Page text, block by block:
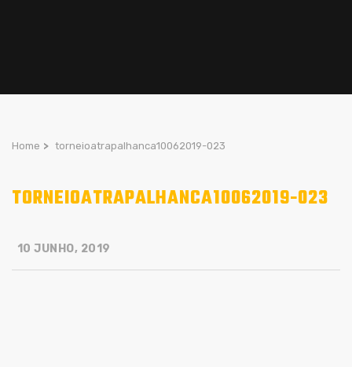
Home > torneioatrapalhanca10062019-023
TORNEIOATRAPALHANCA10062019-023
10 JUNHO, 2019